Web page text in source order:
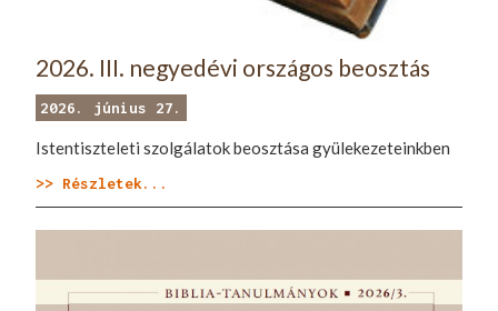
2026. III. negyedévi országos beosztás
2026. június 27.
Istentiszteleti szolgálatok beosztása gyülekezeteinkben
>> Részletek...